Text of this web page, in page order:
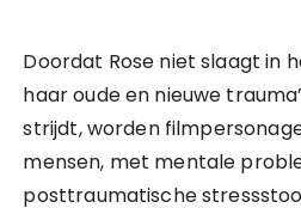
Doordat Rose niet slaagt in
haar oude en nieuwe
strijdt, worden
mensen, met mentale
posttraumatische